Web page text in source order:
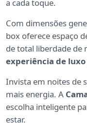
a cada toque.
Com dimensões
box oferece espaço
de total liberdade de
experiência de luxo
Invista em noites de
mais energia. A
escolha inteligente
estar.